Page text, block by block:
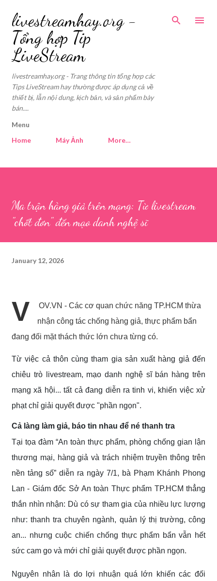
Skip to main content
livestreamhay.org -
Tổng hợp Tip
LiveStream
livestreamhay.org - Trang thông tin tổng hợp các
Tips LiveStream hay thường được áp dụng cả về
thiết bị, lẫn nội dung, kịch bản, và sản phẩm bày
bán....
Menu
Home
Máy Ảnh More…
Ma trận hàng giả trên mạng: Từ livestream
"chốt đơn" đến mạo danh nghệ sĩ
January 12, 2026
V
OV.VN - Các cơ quan chức năng TP.HCM thừa
nhận công tác chống hàng giả, thực phẩm bẩn
đang đối mặt thách thức lớn chưa từng có.
Từ việc cả thôn cùng tham gia sản xuất hàng giả đến
chiêu trò livestream, mạo danh nghệ sĩ bán hàng trên
mạng xã hội... tất cả đang diễn ra tinh vi, khiến việc xử
phạt chỉ giải quyết được "phần ngọn".
Cả làng làm giả, báo tin nhau để né thanh tra
Tại tọa đàm “An toàn thực phẩm, phòng chống gian lận
thương mại, hàng giả và trách nhiệm truyền thông trên
nền tảng số” diễn ra ngày 7/1, bà Phạm Khánh Phong
Lan - Giám đốc Sở An toàn Thực phẩm TP.HCM thẳng
thắn nhìn nhận: Dù có sự tham gia của nhiều lực lượng
như: thanh tra chuyên ngành, quản lý thị trường, công
an... nhưng cuộc chiến chống thực phẩm bẩn vẫn hết
sức cam go và mới chỉ giải quyết được phần ngọn.
Nguyên nhân là do lợi nhuận quá lớn khiến các đối